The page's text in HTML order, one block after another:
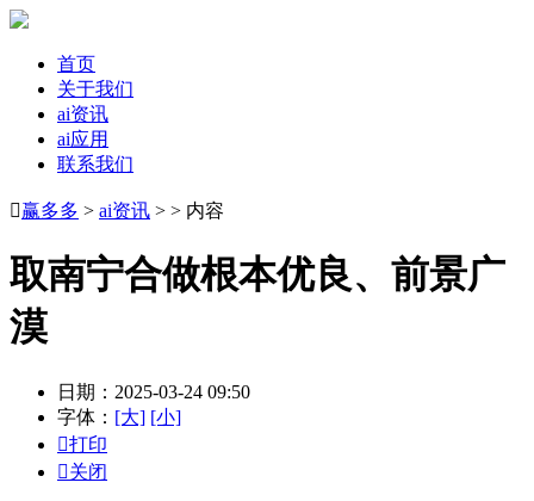
首页
关于我们
ai资讯
ai应用
联系我们
赢多多 > ai资讯 > > 内容
取南宁合做根本优良、前景广
漠
日期：2025-03-24 09:50
字体： [大] [小]
打印
关闭